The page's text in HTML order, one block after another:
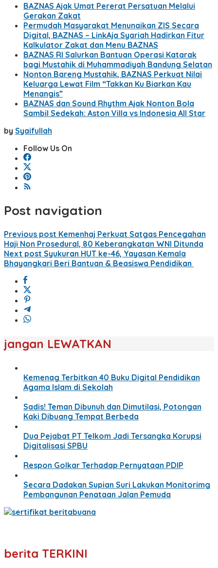
BAZNAS Ajak Umat Pererat Persatuan Melalui
Gerakan Zakat
Permudah Masyarakat Menunaikan ZIS Secara
Digital, BAZNAS – LinkAja Syariah Hadirkan Fitur
Kalkulator Zakat dan Menu BAZNAS
BAZNAS RI Salurkan Bantuan Operasi Katarak
bagi Mustahik di Muhammadiyah Bandung Selatan
Nonton Bareng Mustahik, BAZNAS Perkuat Nilai
Keluarga Lewat Film “Takkan Ku Biarkan Kau
Menangis”
BAZNAS dan Sound Rhythm Ajak Nonton Bola
Sambil Sedekah: Aston Villa vs Indonesia All Star
by Syaifullah
Follow Us On
Post navigation
Previous post Kemenhaj Perkuat Satgas Pencegahan
Haji Non Prosedural, 80 Keberangkatan WNI Ditunda
Next post Syukuran HUT ke-46, Yayasan Kemala
Bhayangkari Beri Bantuan & Beasiswa Pendidikan
jangan LEWATKAN
Kemenag Terbitkan 40 Buku Digital Pendidikan
Agama Islam di Sekolah
Sadis! Teman Dibunuh dan Dimutilasi, Potongan
Kaki Dibuang Tempat Berbeda
Dua Pejabat PT Telkom Jadi Tersangka Korupsi
Digitalisasi SPBU
Respon Golkar Terhadap Pernyataan PDIP
Secara Dadakan Supian Suri Lakukan Monitorimg
Pembangunan Penataan Jalan Pemuda
berita TERKINI